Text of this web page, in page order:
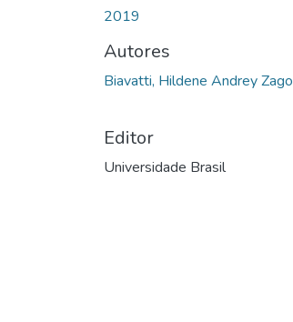
2019
Autores
Biavatti, Hildene Andrey Zago
Editor
Universidade Brasil